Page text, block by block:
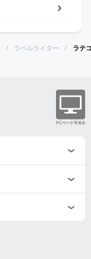
ラベルライター ラテ